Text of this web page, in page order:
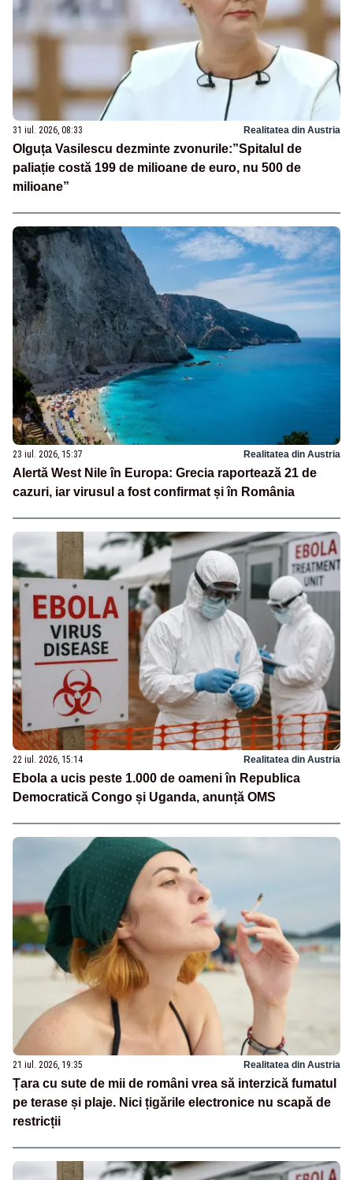
31 iul. 2026, 08:33 Realitatea din Austria
Olguța Vasilescu dezminte zvonurile:”Spitalul de
paliație costă 199 de milioane de euro, nu 500 de
milioane”
23 iul. 2026, 15:37 Realitatea din Austria
Alertă West Nile în Europa: Grecia raportează 21 de
cazuri, iar virusul a fost confirmat și în România
22 iul. 2026, 15:14 Realitatea din Austria
Ebola a ucis peste 1.000 de oameni în Republica
Democratică Congo și Uganda, anunță OMS
21 iul. 2026, 19:35 Realitatea din Austria
Țara cu sute de mii de români vrea să interzică fumatul
pe terase și plaje. Nici țigările electronice nu scapă de
restricții